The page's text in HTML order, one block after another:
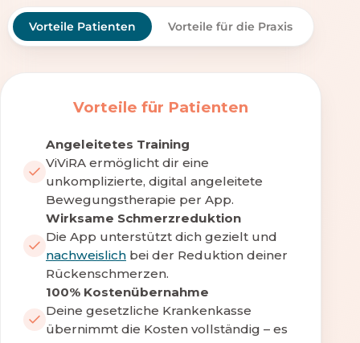
Vorteile Patienten Vorteile für die Praxis
Vorteile für Patienten
Angeleitetes Training
ViViRA ermöglicht dir eine
unkomplizierte, digital angeleitete
Bewegungstherapie per App.
Wirksame Schmerzreduktion
Die App unterstützt dich gezielt und
nachweislich bei der Reduktion deiner
Rückenschmerzen.
100% Kostenübernahme
Deine gesetzliche Krankenkasse
übernimmt die Kosten vollständig – es